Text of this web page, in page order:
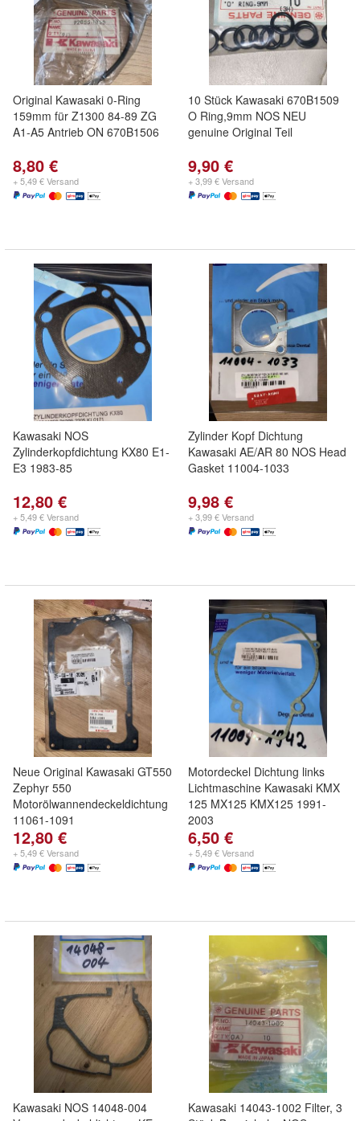
Original Kawasaki 0-Ring
159mm für Z1300 84-89 ZG
A1-A5 Antrieb ON 670B1506
8,80 €
+ 5,49 € Versand
10 Stück Kawasaki 670B1509
O Ring,9mm NOS NEU
genuine Original Teil
9,90 €
+ 3,99 € Versand
Kawasaki NOS
Zylinderkopfdichtung KX80 E1-
E3 1983-85
12,80 €
+ 5,49 € Versand
Zylinder Kopf Dichtung
Kawasaki AE/AR 80 NOS Head
Gasket 11004-1033
9,98 €
+ 3,99 € Versand
Neue Original Kawasaki GT550
Zephyr 550
Motorölwannendeckeldichtung
11061-1091
12,80 €
+ 5,49 € Versand
Motordeckel Dichtung links
Lichtmaschine Kawasaki KMX
125 MX125 KMX125 1991-
2003
6,50 €
+ 5,49 € Versand
Kawasaki NOS 14048-004
Kawasaki 14043-1002 Filter, 3